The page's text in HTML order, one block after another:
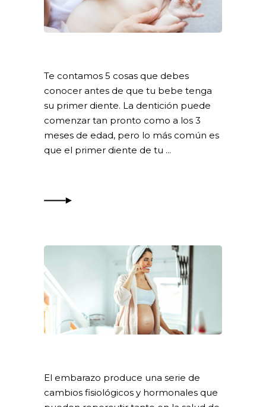
Te contamos 5 cosas que debes
conocer antes de que tu bebe tenga
su primer diente. La dentición puede
comenzar tan pronto como a los 3
meses de edad, pero lo más común es
que el primer diente de tu
El embarazo produce una serie de
cambios fisiológicos y hormonales que